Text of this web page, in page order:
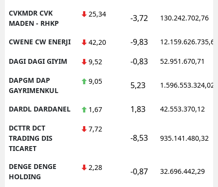
CVKMDR CVK
MADEN - RHKP
25,34 -3,72 130.242.702,76
CWENE CW ENERJI 42,20 -9,83 12.159.626.735,62
DAGI DAGI GIYIM 9,52 -0,83 52.951.670,71
DAPGM DAP
GAYRIMENKUL
9,05 5,23 1.596.553.324,02
DARDL DARDANEL 1,67 1,83 42.553.370,12
DCTTR DCT
TRADING DIS
TICARET
7,72
-8,53 935.141.480,32
DENGE DENGE
HOLDING
2,28 -0,87 32.696.442,29